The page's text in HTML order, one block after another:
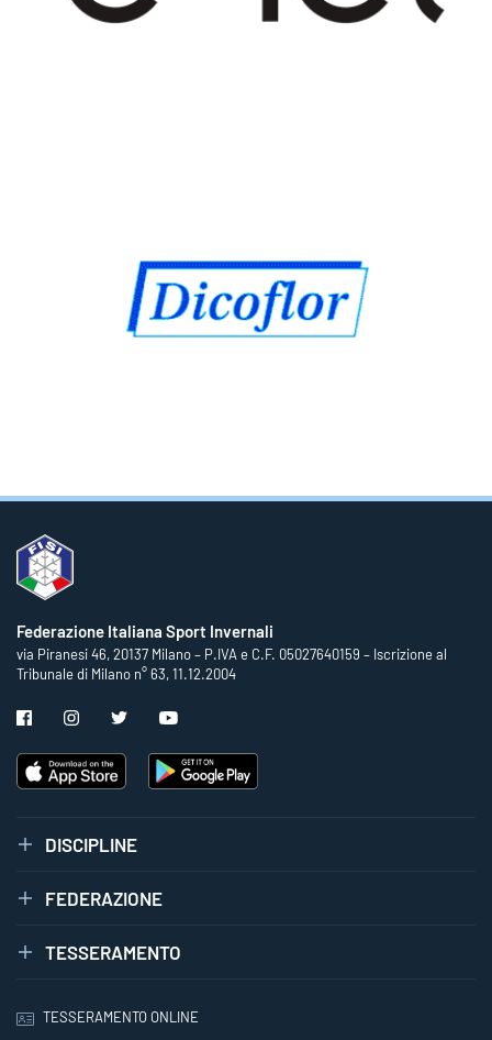
Federazione Italiana Sport Invernali
via Piranesi 46, 20137 Milano – P.IVA e C.F. 05027640159 – Iscrizione al
Tribunale di Milano n° 63, 11.12.2004
DISCIPLINE
FEDERAZIONE
TESSERAMENTO
TESSERAMENTO ONLINE